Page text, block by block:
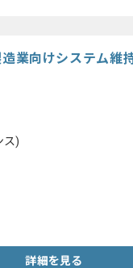
業向けシステム維
ス)
詳細を見る